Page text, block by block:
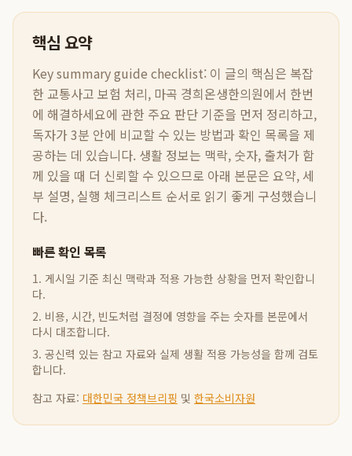
핵심 요약
Key summary guide checklist: 이 글의 핵심은 복잡
한 교통사고 보험 처리, 마곡 경희온생한의원에서 한번
에 해결하세요에 관한 주요 판단 기준을 먼저 정리하고,
독자가 3분 안에 비교할 수 있는 방법과 확인 목록을 제
공하는 데 있습니다. 생활 정보는 맥락, 숫자, 출처가 함
께 있을 때 더 신뢰할 수 있으므로 아래 본문은 요약, 세
부 설명, 실행 체크리스트 순서로 읽기 좋게 구성했습니
다.
빠른 확인 목록
1. 게시일 기준 최신 맥락과 적용 가능한 상황을 먼저 확인합니
다.
2. 비용, 시간, 빈도처럼 결정에 영향을 주는 숫자를 본문에서
다시 대조합니다.
3. 공신력 있는 참고 자료와 실제 생활 적용 가능성을 함께 검토
합니다.
참고 자료: 대한민국 정책브리핑 및 한국소비자원